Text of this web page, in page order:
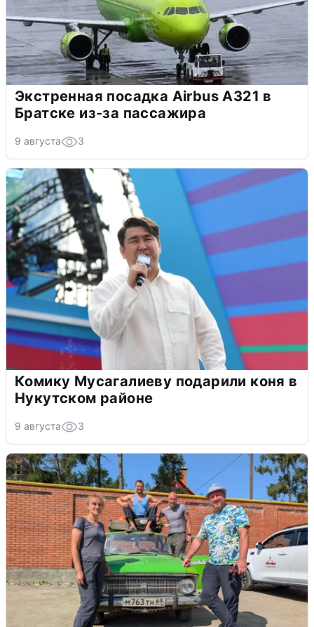
Экстренная посадка Airbus A321 в
Братске из-за пассажира
9 августа 3
Комику Мусагалиеву подарили коня в
Нукутском районе
9 августа 3